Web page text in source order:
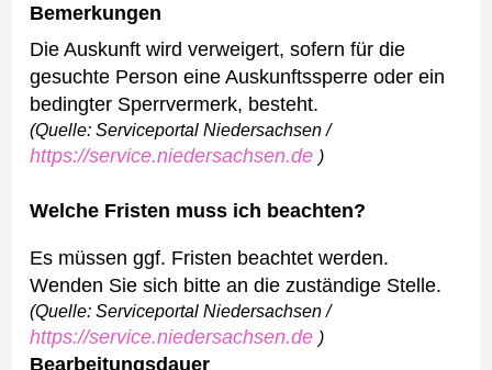
Bemerkungen
Die Auskunft wird verweigert, sofern für die
gesuchte Person eine Auskunftssperre oder ein
bedingter Sperrvermerk, besteht.
(Quelle: Serviceportal Niedersachsen /
https://service.niedersachsen.de )
Welche Fristen muss ich beachten?
Es müssen ggf. Fristen beachtet werden.
Wenden Sie sich bitte an die zuständige Stelle.
(Quelle: Serviceportal Niedersachsen /
https://service.niedersachsen.de )
Bearbeitungsdauer